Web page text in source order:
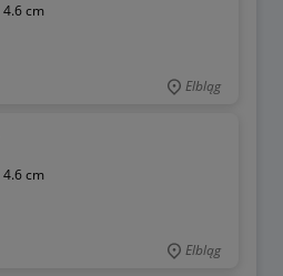
4.6 cm
Elbląg
4.6 cm
Elbląg